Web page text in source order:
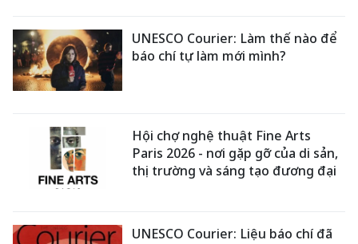
UNESCO Courier: Làm thế nào để
báo chí tự làm mới mình?
Hội chợ nghệ thuật Fine Arts
Paris 2026 - nơi gặp gỡ của di sản,
thị trường và sáng tạo đương đại
UNESCO Courier: Liệu báo chí đã